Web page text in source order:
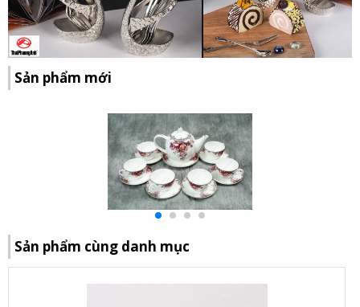
Sản phẩm mới
Sản phẩm cùng danh mục